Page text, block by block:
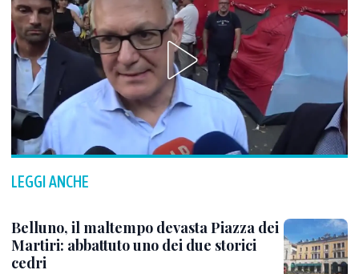
LEGGI ANCHE
Belluno, il maltempo devasta Piazza dei
Martiri: abbattuto uno dei due storici
cedri